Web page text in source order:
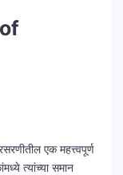
of
एक महत्त्वपूर्ण
त्यांच्या समान